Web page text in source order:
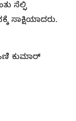
ಸೆಲ್ಫಿ
ಸಾಕ್ಷಿಯಾದರು.
ಕುಮಾರ್